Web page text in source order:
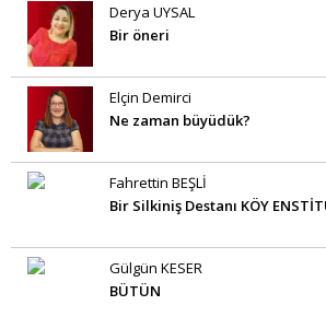
Derya UYSAL
Bir öneri
Elçin Demirci
Ne zaman büyüdük?
Fahrettin BEŞLİ
Bir Silkiniş Destanı KÖY
Gülgün KESER
BÜTÜN